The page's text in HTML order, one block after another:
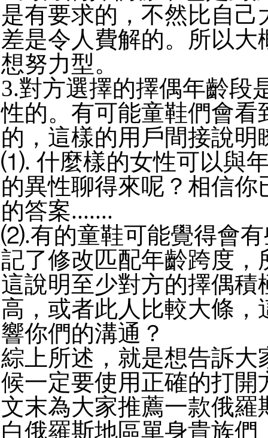
是有要求的，不然比自己
差是令人費解的。所以大
想努力型。
3.對方選擇的擇偶年齡段
性的。有可能童鞋們會看
的，這樣的用戶間接說明
⑴. 什麼樣的女性可以與
的異性聊得來呢？相信你
的答案.......
⑵.有的童鞋可能覺得會
記了修改匹配年齡跨度，
這說明至少對方的擇偶積
高，或者此人比較大條，
響你們的溝通？
綜上所述，就是想告訴大
候一定要使用正確的打開
文末為大家推薦一款俄羅
白俄羅斯地區單身貴族們